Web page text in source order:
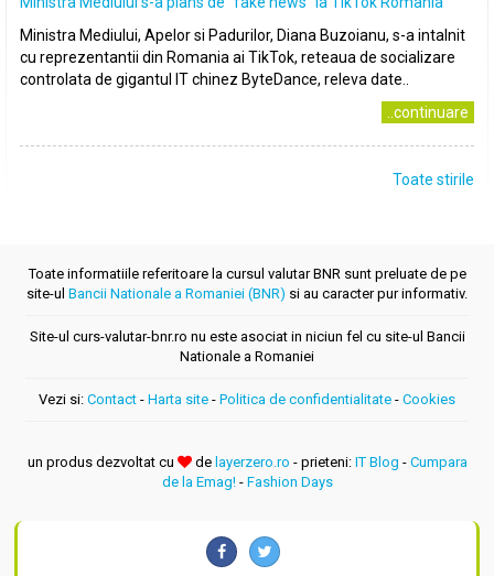
Ministra Mediului, Apelor si Padurilor, Diana Buzoianu, s-a intalnit
cu reprezentantii din Romania ai TikTok, reteaua de socializare
controlata de gigantul IT chinez ByteDance, releva date..
..continuare
Toate stirile
Toate informatiile referitoare la cursul valutar BNR sunt preluate de pe
site-ul Bancii Nationale a Romaniei (BNR) si au caracter pur informativ.
Site-ul curs-valutar-bnr.ro nu este asociat in niciun fel cu site-ul Bancii
Nationale a Romaniei
Vezi si: Contact - Harta site - Politica de confidentialitate - Cookies
un produs dezvoltat cu de layerzero.ro - prieteni: IT Blog - Cumpara
de la Emag!- Fashion Days